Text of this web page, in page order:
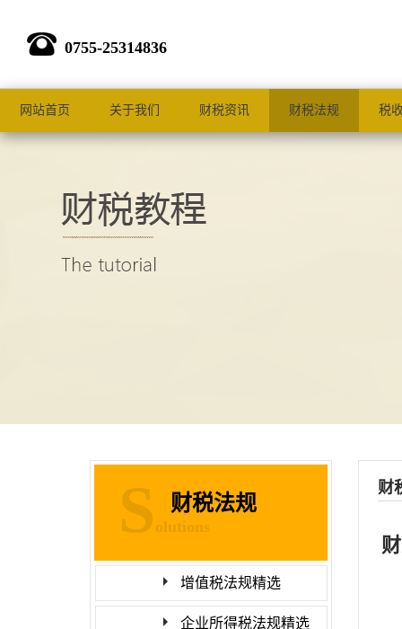
0755-25314836
网站首页 关于我们 财税资讯 财税法规 税
财税法规
S olutions
增值税法规精选
企业所得税法规精选
财